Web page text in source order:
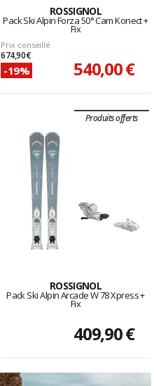
ROSSIGNOL
Pack Ski Alpin Forza 50° Cam Konect +
Fix
Prix conseillé
674,90 €
-19% 540,00 €
Produits offerts
ROSSIGNOL
Pack Ski Alpin Arcade W 78 Xpress +
Fix
409,90 €